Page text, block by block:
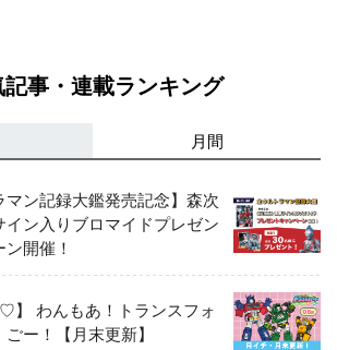
記事・連載ランキング
月間
マン記録大鑑発売記念】森次
イン入りブロマイドプレゼン
開催！
♡】 わんもあ！トランスフォ
ー！【月末更新】